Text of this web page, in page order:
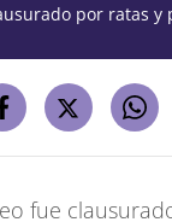
por ratas y
fue